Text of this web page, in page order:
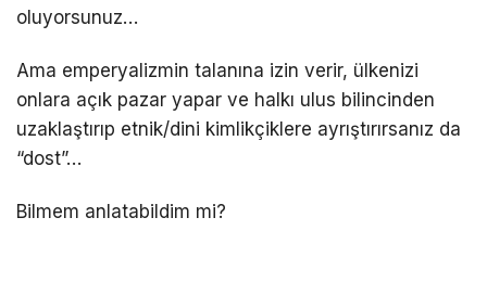
oluyorsunuz…
Ama emperyalizmin talanına izin verir, ülkenizi
onlara açık pazar yapar ve halkı ulus bilincinden
uzaklaştırıp etnik/dini kimlikçiklere ayrıştırırsanız da
“dost”…
Bilmem anlatabildim mi?